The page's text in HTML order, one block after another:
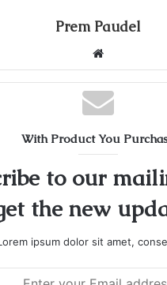
Prem Paudel
Website
With Product You
to our
the new
ipsum dolor sit amet,